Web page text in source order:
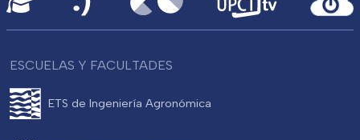
ESCUELAS Y FACULTADES
ETS de Ingeniería Agronómica